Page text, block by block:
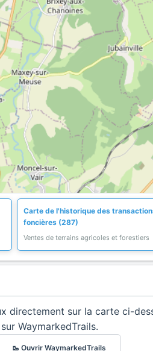
Carte de l'historique des
foncières (287)
Ventes de terrains agricoles et forestiers
directement sur la carte ci-
WaymarkedTrails.
🥾 Ouvrir WaymarkedTrails